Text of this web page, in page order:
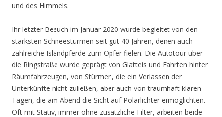
und des Himmels.
Ihr letzter Besuch im Januar 2020 wurde begleitet von den
stärksten Schneestürmen seit gut 40 Jahren, denen auch
zahlreiche Islandpferde zum Opfer fielen. Die Autotour über
die Ringstraße wurde geprägt von Glatteis und Fahrten hinter
Räumfahrzeugen, von Stürmen, die ein Verlassen der
Unterkünfte nicht zuließen, aber auch von traumhaft klaren
Tagen, die am Abend die Sicht auf Polarlichter ermöglichten.
Oft mit Stativ, immer ohne zusätzliche Filter, arbeiten beide